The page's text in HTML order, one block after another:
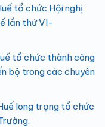
tổ chức Hội nghị
lần thứ VI-
tổ chức thành công
bộ trong các chuyên
long trọng tổ chức